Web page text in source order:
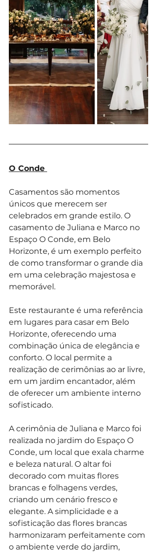
O Conde
Casamentos são momentos
únicos que merecem ser
celebrados em grande estilo. O
casamento de Juliana e Marco no
Espaço O Conde, em Belo
Horizonte, é um exemplo perfeito
de como transformar o grande dia
em uma celebração majestosa e
memorável.
Este restaurante é uma referência
em lugares para casar em Belo
Horizonte, oferecendo uma
combinação única de elegância e
conforto. O local permite a
realização de cerimônias ao ar livre,
em um jardim encantador, além
de oferecer um ambiente interno
sofisticado.
A cerimônia de Juliana e Marco foi
realizada no jardim do Espaço O
Conde, um local que exala charme
e beleza natural. O altar foi
decorado com muitas flores
brancas e folhagens verdes,
criando um cenário fresco e
elegante. A simplicidade e a
sofisticação das flores brancas
harmonizaram perfeitamente com
o ambiente verde do jardim,